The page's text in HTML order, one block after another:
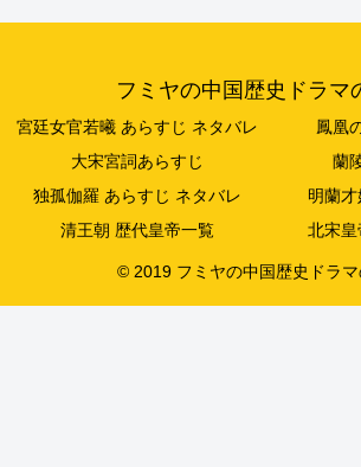
フミヤの中国歴史ドラマ
宮廷女官若曦 あらすじ ネタバレ
鳳凰
大宋宮詞あらすじ
蘭
独孤伽羅 あらすじ ネタバレ
明蘭
清王朝 歴代皇帝一覧
北宋
© 2019 フミヤの中国歴史ドラマ